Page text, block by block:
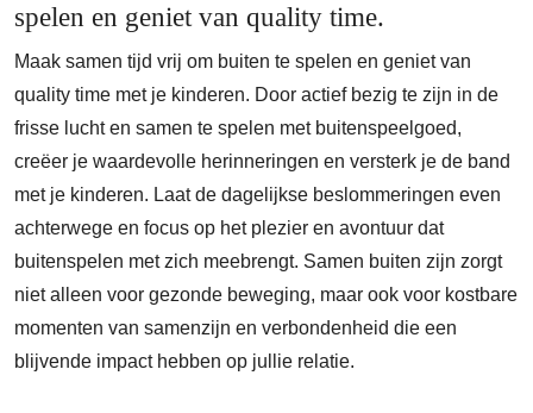
spelen en geniet van quality time.
Maak samen tijd vrij om buiten te spelen en geniet van
quality time met je kinderen. Door actief bezig te zijn in de
frisse lucht en samen te spelen met buitenspeelgoed,
creëer je waardevolle herinneringen en versterk je de band
met je kinderen. Laat de dagelijkse beslommeringen even
achterwege en focus op het plezier en avontuur dat
buitenspelen met zich meebrengt. Samen buiten zijn zorgt
niet alleen voor gezonde beweging, maar ook voor kostbare
momenten van samenzijn en verbondenheid die een
blijvende impact hebben op jullie relatie.